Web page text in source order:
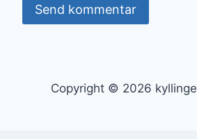
Copyright © 2026